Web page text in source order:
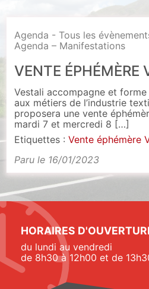
Agenda - Tous les
Agenda – Manifestations
VENTE ÉPHÉMÈRE
Vestali accompagne et
aux métiers de l’industrie
proposera une vente
mardi 7 et mercredi 8 […]
Etiquettes : Vente éphémère
Paru le 16/01/2023
HORAIRES
du lundi au vendredi
de 8h30 à 12h00 et de